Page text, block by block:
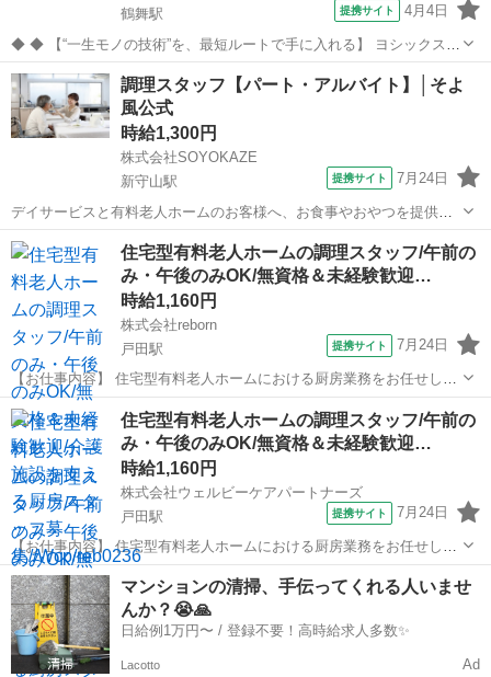
鶴舞駅
提携サイト 4月4日
◆ ◆ 【“一生モノの技術”を、最短ルートで手に入れる】 ヨシックスフ
ーズが運営する寿司居酒屋「や台ずし」では、 鮮魚の一部を加工済み
の状態で仕入れることで仕込みの負担を大幅に削減しています。 入社
後は余計な工程に時間...
愛知 名古屋市 鶴舞駅 その他
調理スタッフ【パート・アルバイト】│そよ
風公式
時給1,300円
株式会社SOYOKAZE
新守山駅
提携サイト 7月24日
デイサービスと有料老人ホームのお客様へ、お食事やおやつを提供す
るお仕事です！献立は本社栄養士が作成しています。 ・調理・盛付け
業務全般 ・食材の検品、在庫管理 ・配膳下膳、食器類の洗浄 ・厨房
内の清掃、衛生管理 ・帳票類の...
愛知 名古屋市 新守山駅
住宅型有料老人ホームの調理スタッフ/午前の
み・午後のみOK/無資格＆未経験歓迎…
時給1,160円
株式会社reborn
戸田駅
提携サイト 7月24日
【お仕事内容】 住宅型有料老人ホームにおける厨房業務をお任せしま
す。 ＜主な業務内容＞ ・調理補助業務 ・介護食の盛り付け ・配膳準
備 ・食器洗浄 ・厨房内の清掃 ・簡単な下準備作業 など 調理師や管
理栄養士の指示に沿っ...
愛知 名古屋市 戸田駅 その他
住宅型有料老人ホームの調理スタッフ/午前の
み・午後のみOK/無資格＆未経験歓迎…
時給1,160円
株式会社ウェルビーケアパートナーズ
戸田駅
提携サイト 7月24日
【お仕事内容】 住宅型有料老人ホームにおける厨房業務をお任せしま
す。 ＜主な業務内容＞ ・調理補助業務 ・介護食の盛り付け ・配膳準
備 ・食器洗浄 ・厨房内の清掃 ・簡単な下準備作業 など 調理師や管
理栄養士の指示に沿っ...
愛知 名古屋市 その他
マンションの清掃、手伝ってくれる人いませ
んか？😭🙏
日給例1万円〜 / 登録不要！高時給求人多数✨
Lacotto Ad